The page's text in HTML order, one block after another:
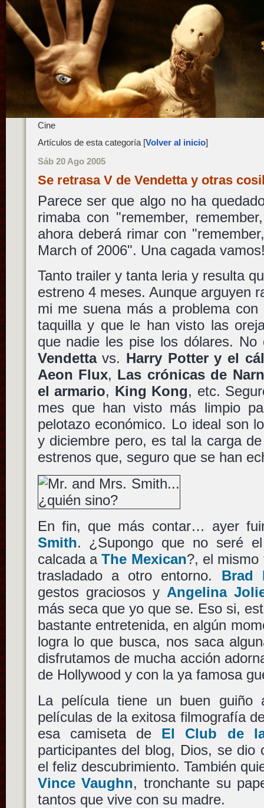
Cine
Artículos de esta categoría [Volver al inicio]
Sáb 20 Ago 2005
Se retrasa V de Vendetta y otras
Parece ser que algo no ha
rimaba con "remember,
ahora deberá rimar con
March of 2006". Una cagada
Tanto trailer y tanta leria y resulta
estreno 4 meses. Aunque arguyen
mi me suena más a problema
taquilla y que le han visto las
que nadie les pise los dólares.
Vendettavs. Harry Potter y el
Aeon Flux, Las crónicas de
el armario, King Kong, etc.
mes que han visto más limpio
pelotazo económico. Lo ideal son
y diciembre pero, es tal la carga
estrenos que, seguro que se han
En fin, que más contar… ayer
Smith. ¿Supongo que no seré
calcada aThe Mexican?, el mismo
trasladado a otro entorno. Brad
gestos graciosos y Angelina
más seca que yo que se. Eso si,
bastante entretenida, en algún
logra lo que busca, nos saca
disfrutamos de mucha acción
de Hollywood y con la ya famosa
La película tiene un buen guiño
películas de la exitosa filmografía
esa camiseta de El Club de
participantes del blog, Dios, se dio
el feliz descubrimiento. También
Vince Vaughn, tronchante su
tantos que vive con su madre.